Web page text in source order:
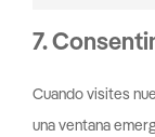
7.
Cuando visites
una ventana